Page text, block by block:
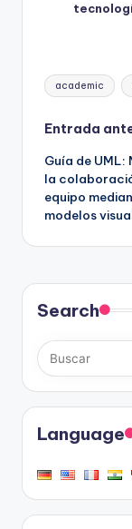
Etiquetas:
academic
de
Entrada
Guía de UML:
la
equipo
modelos
Search
Language